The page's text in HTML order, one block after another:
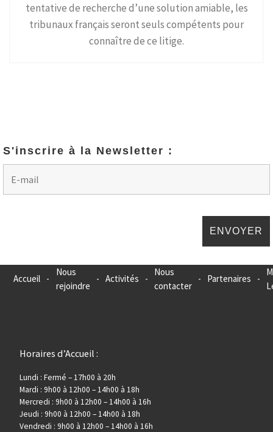
tentative de recherche d’une solution amiable, les
tribunaux français seront seuls compétents pour
connaître de ce litige.
S'inscrire à la Newsletter :
Accueil -
Nous
rejoindre
- Activités -
Nous
contacter
- Partenaires -
Horaires d’Accueil :
Lundi : Fermé – 17h00 à 20h
Mardi : 9h00 à 12h00 – 14h00 à 18h
Mercredi : 9h00 à 12h00 – 14h00 à 16h
Jeudi : 9h00 à 12h00 – 14h00 à 18h
Vendredi : 9h00 à 12h00 – 14h00 à 16h